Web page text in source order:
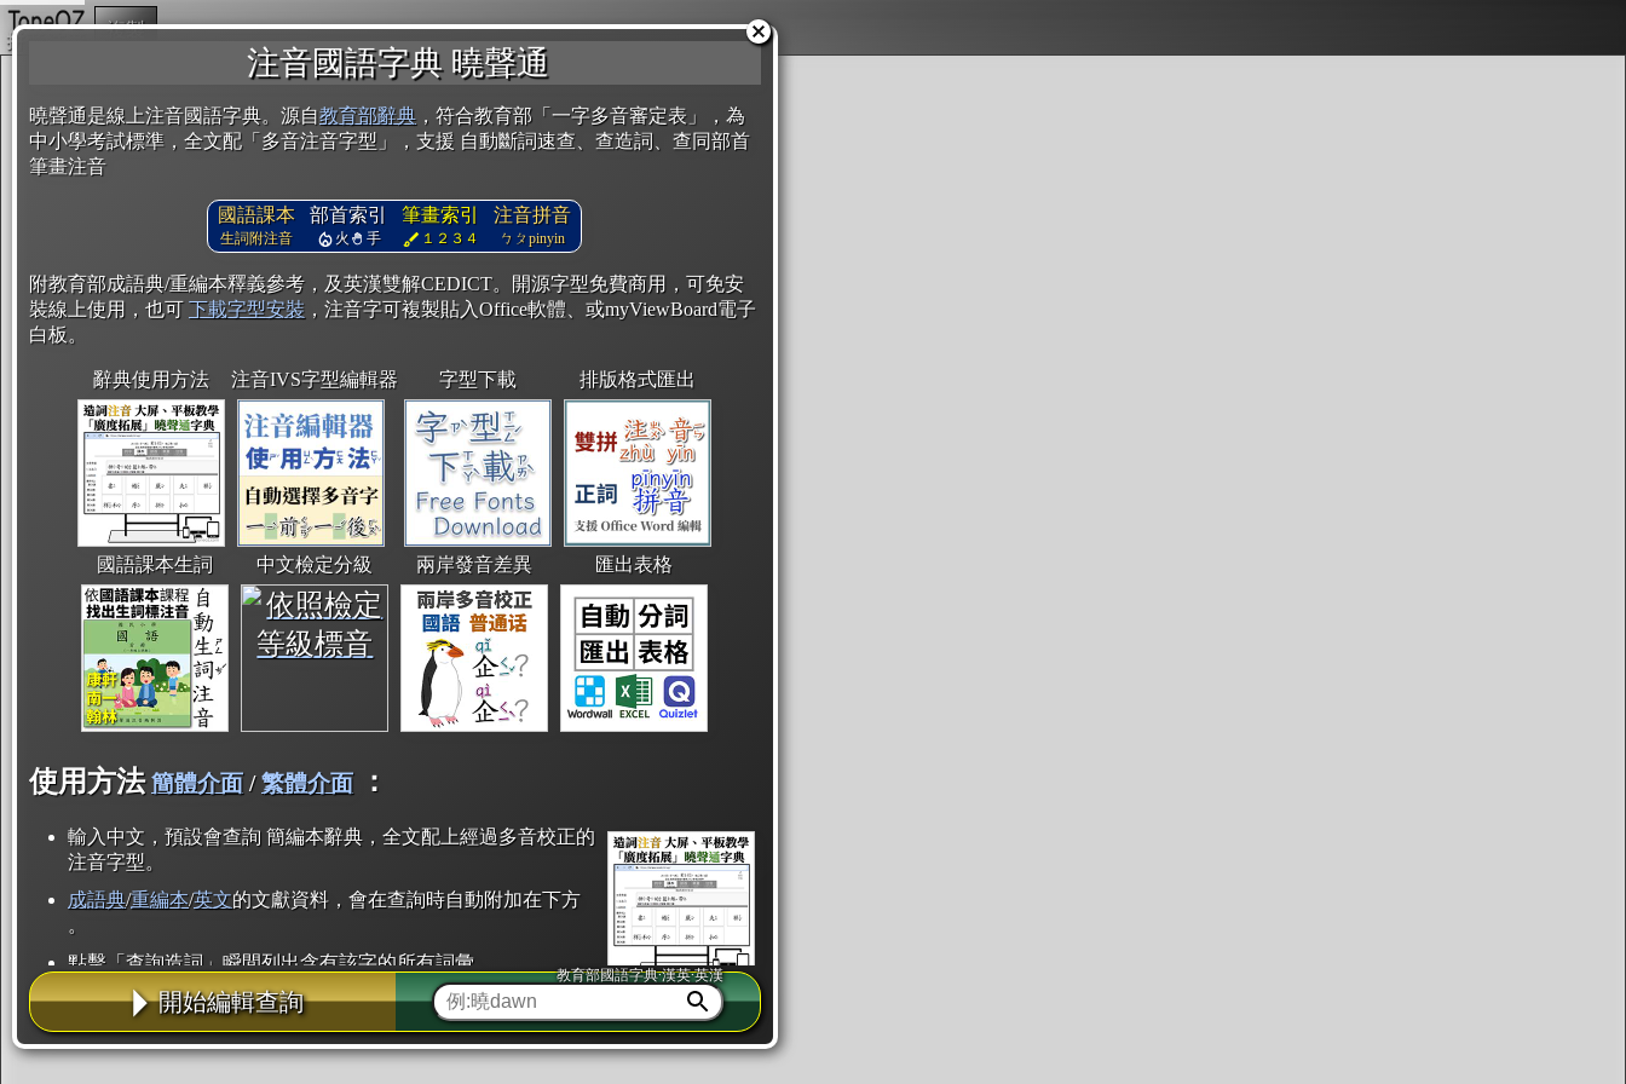
注音國語字典 曉聲通
曉聲通是線上注音國語字典。源自教育部辭典 ，符合教育部「一字多音審定表」，為
中小學考試標準，全文配「多音注音字型」，支援 自動斷詞速查、查造詞、查同部首
筆畫注音
國語課本
生詞附注音
部首索引
火 手
筆畫索引
１２３４
注音拼音
ㄅㄆpinyin
附教育部成語典/重編本釋義參考，及英漢雙解CEDICT。開源字型免費商用，可免安
裝線上使用，也可 下載字型安裝 ，注音字可複製貼入Office軟體、或myViewBoard電子
白板。
辭典使用方法 注音IVS字型編輯器 字型下載 排版格式匯出
國語課本生詞 中文檢定分級 兩岸發音差異 匯出表格
使用方法 簡體介面/繁體介面 ：
輸入中文，預設會查詢 簡編本辭典，全文配上經過多音校正的
注音字型。
成語典/重編本/英文的文獻資料，會在查詢時自動附加在下方
。
點擊「查詢造詞」瞬間列出含有該字的所有詞彙。
點「部首」瞬間列出所有「同部首字」。也支援查詢「同注音」或「同筆畫」。
辭典解釋的全文都經過自動斷詞，點擊便可瞬間「連續查詢」此字詞的解釋，不
用手動重複輸入。
開始編輯查詢
教育部國語字典·漢英·英漢
複製